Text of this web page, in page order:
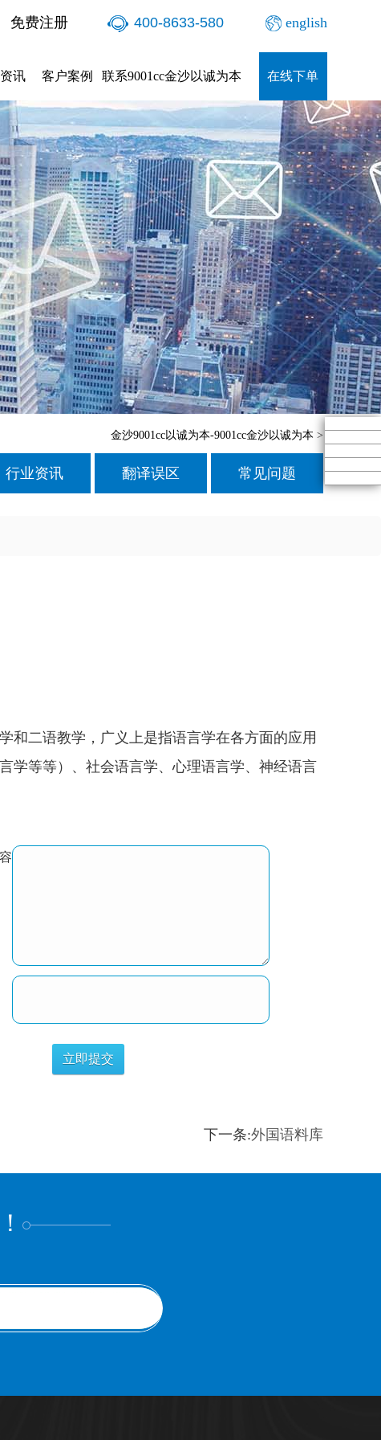
免费注册 400-8633-580 english
讯 客户案例 联系9001cc金沙以诚为本 在线下单
金沙9001cc以诚为本-9001cc金沙以诚为本 >
行业资讯 翻译误区 常见问题
和二语教学，广义上是指语言学在各方面的应用
学等等）、社会语言学、心理语言学、神经语言
下一条:外国语料库